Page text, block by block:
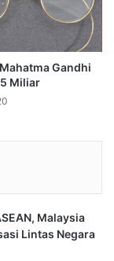
Gandhi
Miliar
Malaysia
Lintas Negara